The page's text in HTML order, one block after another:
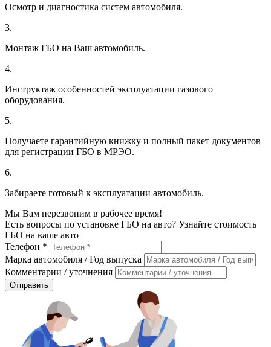
Осмотр и диагностика систем автомобиля.
3.
Монтаж ГБО на Ваш автомобиль.
4.
Инструктаж особенностей эксплуатации газового
оборудования.
5.
Получаете гарантийную книжку и полный пакет документов
для регистрации ГБО в МРЭО.
6.
Забираете готовый к эксплуатации автомобиль.
Мы Вам перезвоним в рабочее время!
Есть вопросы по установке ГБО на авто? Узнайте стоимость
ГБО на ваше авто
Телефон *
Марка автомобиля / Год выпуска
Комментарии / уточнения
Отправить